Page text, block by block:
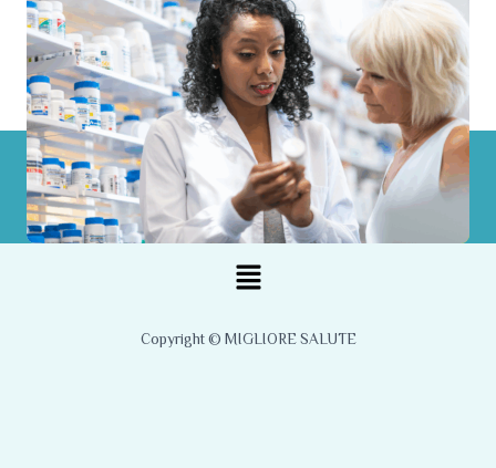
Menu
Copyright © MIGLIORE SALUTE